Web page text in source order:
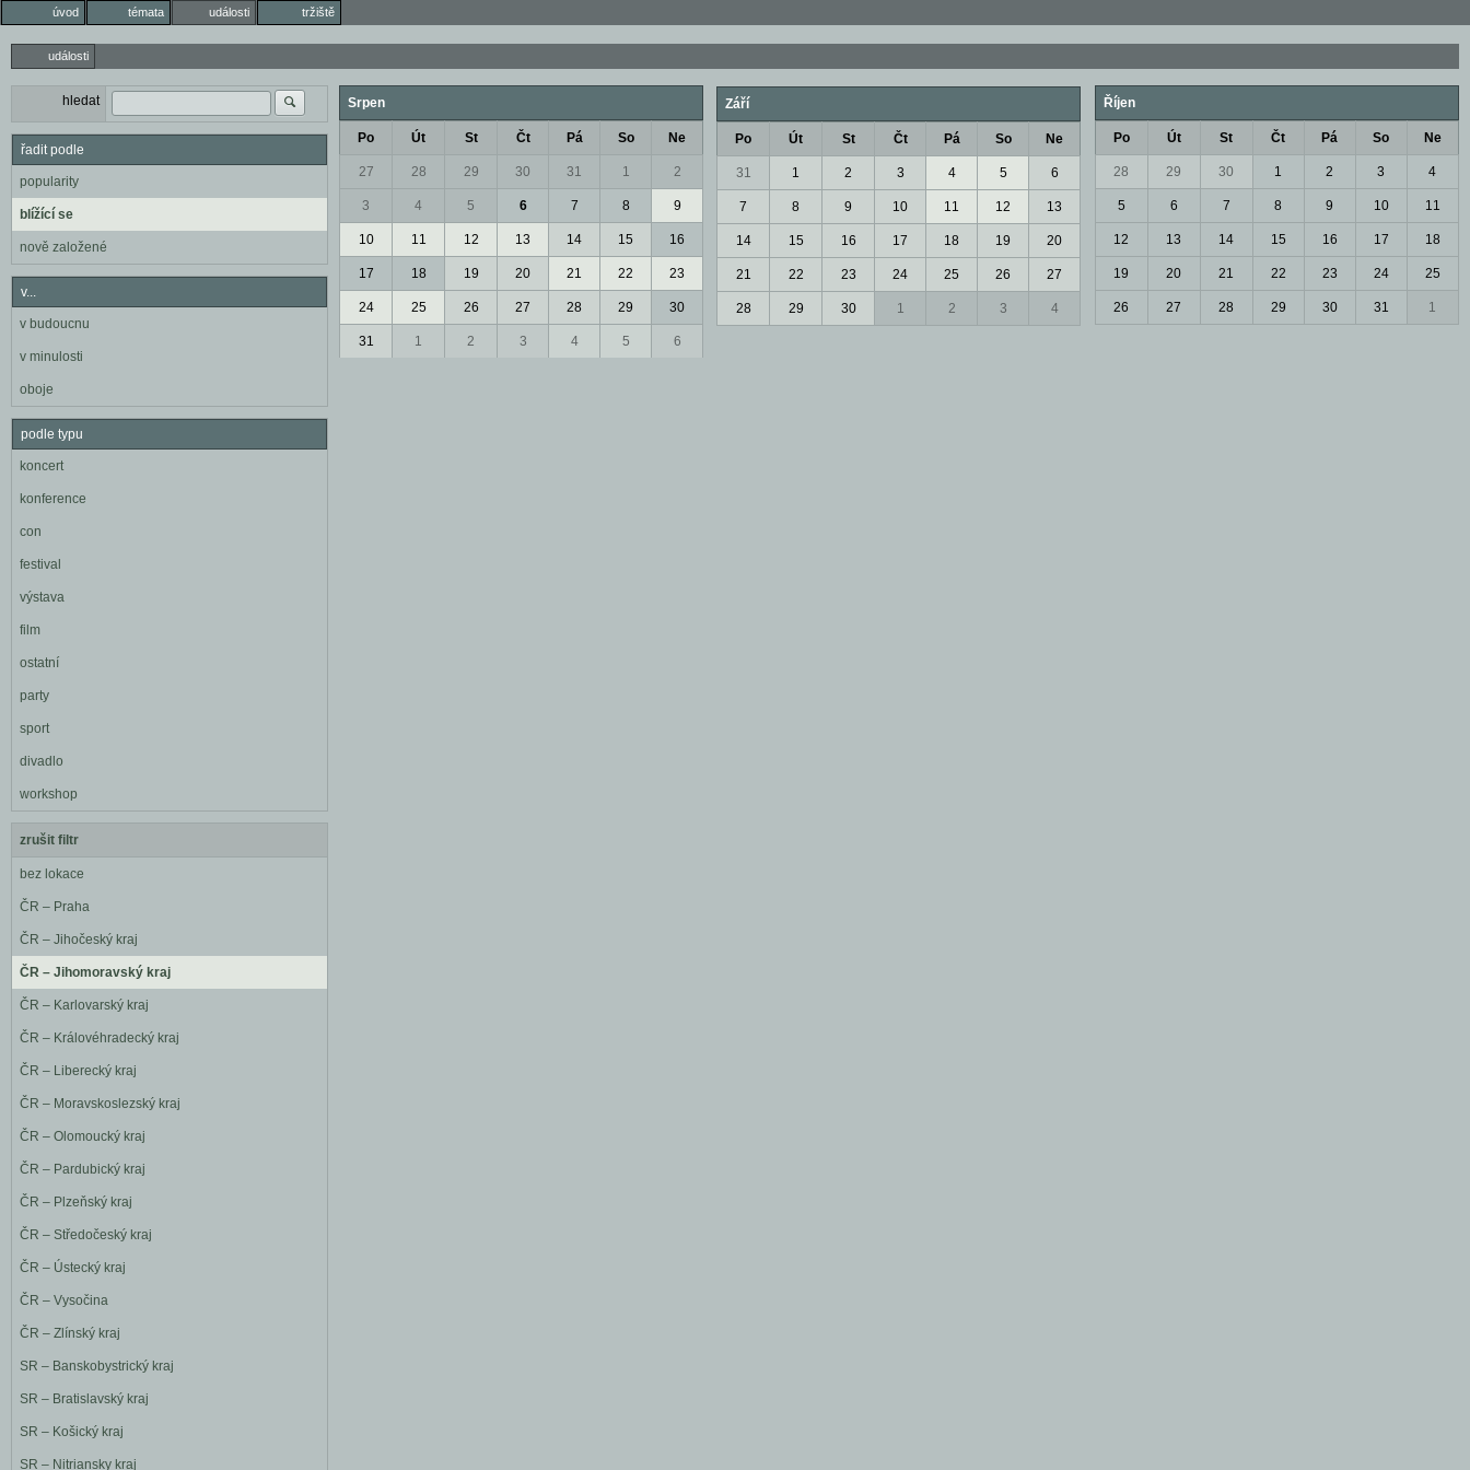
úvod témata události tržiště
události
hledat
řadit podle
popularity
blížící se
nově založené
v...
v budoucnu
v minulosti
oboje
podle typu
koncert
konference
con
festival
výstava
film
ostatní
party
sport
divadlo
workshop
zrušit filtr
bez lokace
ČR – Praha
ČR – Jihočeský kraj
ČR – Jihomoravský kraj
ČR – Karlovarský kraj
ČR – Královéhradecký kraj
ČR – Liberecký kraj
ČR – Moravskoslezský kraj
ČR – Olomoucký kraj
ČR – Pardubický kraj
ČR – Plzeňský kraj
ČR – Středočeský kraj
ČR – Ústecký kraj
ČR – Vysočina
ČR – Zlínský kraj
SR – Banskobystrický kraj
SR – Bratislavský kraj
SR – Košický kraj
SR – Nitriansky kraj
Srpen
Po Út St Čt Pá So Ne
27 28 29 30 31 1 2
3 4 5 6 7 8 9
10 11 12 13 14 15 16
17 18 19 20 21 22 23
24 25 26 27 28 29 30
31 1 2 3 4 5 6
Září
Po Út St Čt Pá So Ne
31 1 2 3 4 5 6
7 8 9 10 11 12 13
14 15 16 17 18 19 20
21 22 23 24 25 26 27
28 29 30 1 2 3 4
Říjen
Po Út St Čt Pá So Ne
28 29 30 1 2 3 4
5 6 7 8 9 10 11
12 13 14 15 16 17 18
19 20 21 22 23 24 25
26 27 28 29 30 31 1